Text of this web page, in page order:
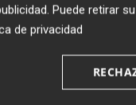
. Puede retirar
de privacidad